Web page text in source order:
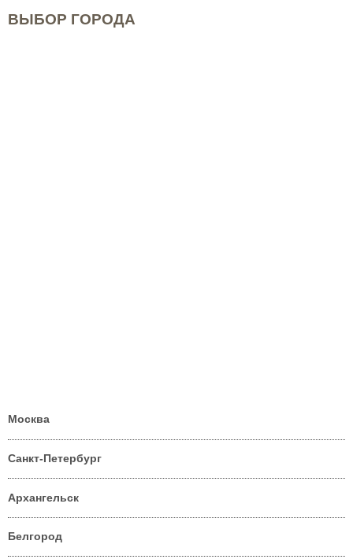
ВЫБОР ГОРОДА
Москва
Санкт-Петербург
Архангельск
Белгород